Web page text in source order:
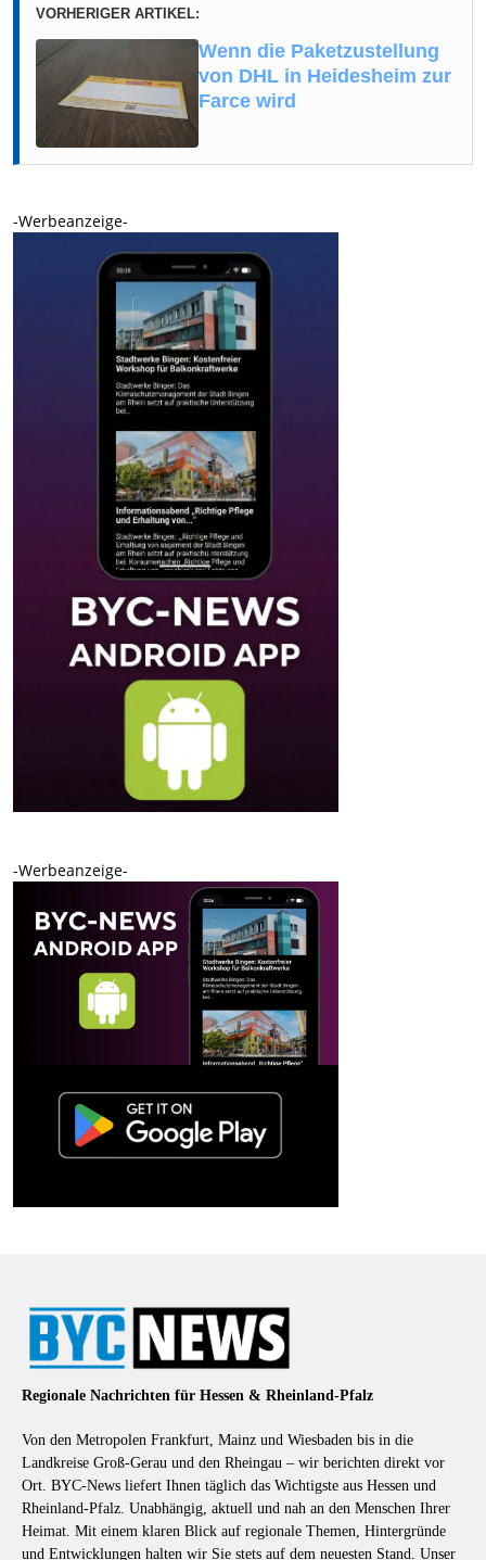
VORHERIGER ARTIKEL:
Wenn die Paketzustellung
von DHL in Heidesheim zur
Farce wird
-Werbeanzeige-
-Werbeanzeige-
Regionale Nachrichten für Hessen & Rheinland-Pfalz
Von den Metropolen Frankfurt, Mainz und Wiesbaden bis in die
Landkreise Groß-Gerau und den Rheingau – wir berichten direkt vor
Ort. BYC-News liefert Ihnen täglich das Wichtigste aus Hessen und
Rheinland-Pfalz. Unabhängig, aktuell und nah an den Menschen Ihrer
Heimat. Mit einem klaren Blick auf regionale Themen, Hintergründe
und Entwicklungen halten wir Sie stets auf dem neuesten Stand. Unser